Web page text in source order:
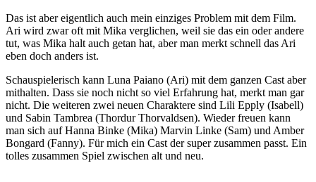
Das ist aber eigentlich auch mein einziges Problem mit dem Film.
Ari wird zwar oft mit Mika verglichen, weil sie das ein oder andere
tut, was Mika halt auch getan hat, aber man merkt schnell das Ari
eben doch anders ist.
Schauspielerisch kann Luna Paiano (Ari) mit dem ganzen Cast aber
mithalten. Dass sie noch nicht so viel Erfahrung hat, merkt man gar
nicht. Die weiteren zwei neuen Charaktere sind Lili Epply (Isabell)
und Sabin Tambrea (Thordur Thorvaldsen). Wieder freuen kann
man sich auf Hanna Binke (Mika) Marvin Linke (Sam) und Amber
Bongard (Fanny). Für mich ein Cast der super zusammen passt. Ein
tolles zusammen Spiel zwischen alt und neu.